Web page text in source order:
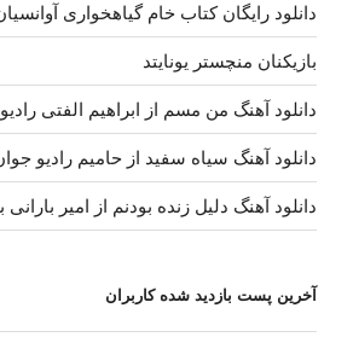
دانلود رایگان کتاب خام گیاهخواری
بازیکنان منچستر یونایتد
دانلود آهنگ من مسم از ابراهیم الفتی
دانلود آهنگ سیاه سفید از حامیم رادیو
دانلود آهنگ دلیل زنده بودنم از امیر بارانی
آخرین پست بازدید شده کاربران